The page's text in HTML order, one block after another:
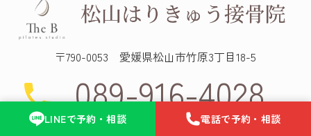
〒790-0053 愛媛県松山市竹原3丁目18-5
089-916-4028
LINEで予約・相談 電話で予約・相談